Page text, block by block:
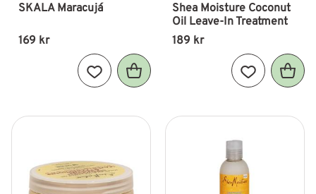
SKALA Maracujá
169 kr
Lägg till i favoriter
Shea Moisture Coconut
Oil Leave-In Treatment
189 kr
Lägg till i